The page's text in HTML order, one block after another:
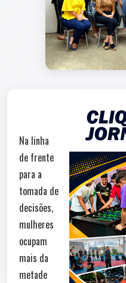
Na linha
de frente
para a
tomada de
decisões,
mulheres
ocupam
mais da
metade